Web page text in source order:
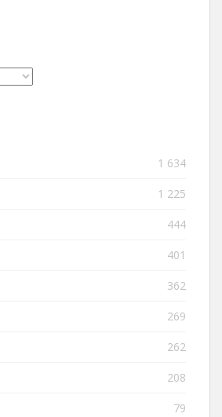
1 634
1 225
444
401
362
269
262
208
79